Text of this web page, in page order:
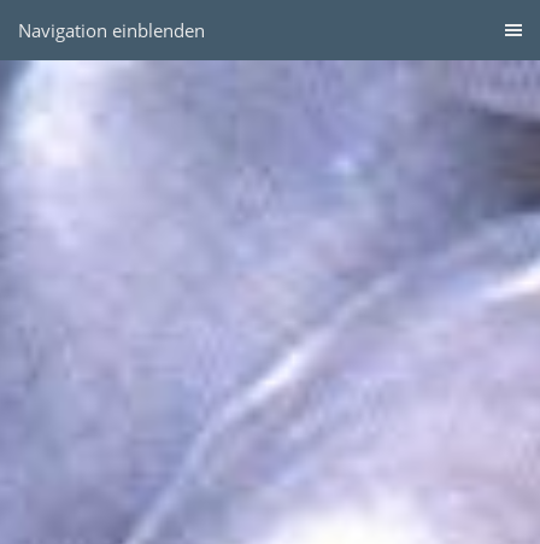
Navigation einblenden